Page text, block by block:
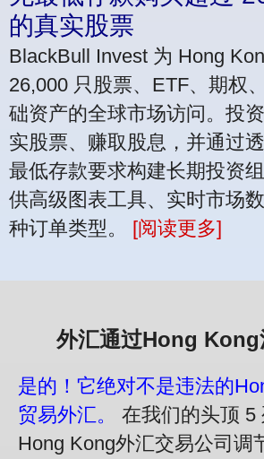
的真实股票
BlackBull Invest 为 Hong
26,000 只股票、ETF、期权
础资产的全球市场访问。投
实股票、赚取股息，并通过
最低存款要求构建长期投资
供高级图表工具、实时市场
种订单类型。 [阅读更多]
外汇通过Hong Kong
是的！它绝对不是违法的
贸易外汇。
在我们的头顶 5
Hong Kong外汇交易公司调